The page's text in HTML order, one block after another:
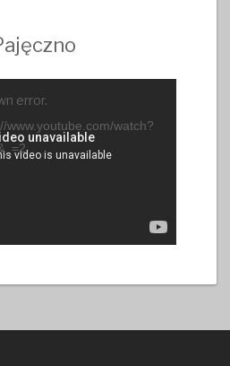
error.
www.youtube.com/watch?